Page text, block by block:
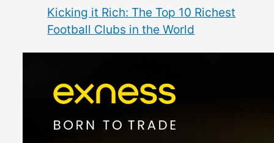
Kicking it Rich: The Top 10 Richest
Football Clubs in the World